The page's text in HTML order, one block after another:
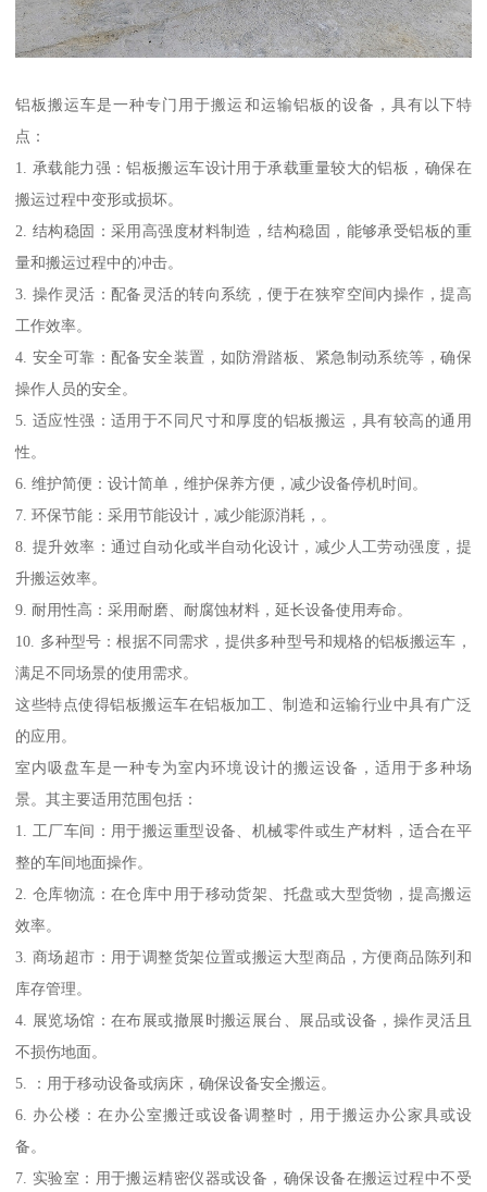
铝板搬运车是一种专门用于搬运和运输铝板的设备，具有以下特
点：
1. 承载能力强：铝板搬运车设计用于承载重量较大的铝板，确保在
搬运过程中变形或损坏。
2. 结构稳固：采用高强度材料制造，结构稳固，能够承受铝板的重
量和搬运过程中的冲击。
3. 操作灵活：配备灵活的转向系统，便于在狭窄空间内操作，提高
工作效率。
4. 安全可靠：配备安全装置，如防滑踏板、紧急制动系统等，确保
操作人员的安全。
5. 适应性强：适用于不同尺寸和厚度的铝板搬运，具有较高的通用
性。
6. 维护简便：设计简单，维护保养方便，减少设备停机时间。
7. 环保节能：采用节能设计，减少能源消耗，。
8. 提升效率：通过自动化或半自动化设计，减少人工劳动强度，提
升搬运效率。
9. 耐用性高：采用耐磨、耐腐蚀材料，延长设备使用寿命。
10. 多种型号：根据不同需求，提供多种型号和规格的铝板搬运车，
满足不同场景的使用需求。
这些特点使得铝板搬运车在铝板加工、制造和运输行业中具有广泛
的应用。
室内吸盘车是一种专为室内环境设计的搬运设备，适用于多种场
景。其主要适用范围包括：
1. 工厂车间：用于搬运重型设备、机械零件或生产材料，适合在平
整的车间地面操作。
2. 仓库物流：在仓库中用于移动货架、托盘或大型货物，提高搬运
效率。
3. 商场超市：用于调整货架位置或搬运大型商品，方便商品陈列和
库存管理。
4. 展览场馆：在布展或撤展时搬运展台、展品或设备，操作灵活且
不损伤地面。
5. ：用于移动设备或病床，确保设备安全搬运。
6. 办公楼：在办公室搬迁或设备调整时，用于搬运办公家具或设
备。
7. 实验室：用于搬运精密仪器或设备，确保设备在搬运过程中不受